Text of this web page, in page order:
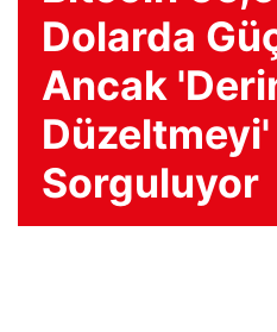
Dolarda
Ancak
Düzeltmeyi'
Sorguluyor